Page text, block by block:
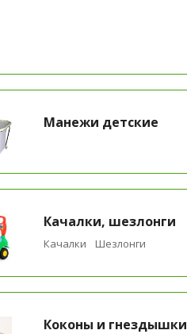
Манежи детские
Качалки, шезлонги
Качалки Шезлонги
Коконы и гнездышки